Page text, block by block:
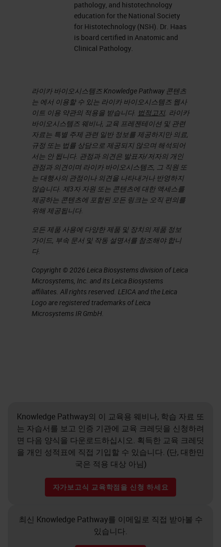
pathology, and histotechnology
education for the National Society
for Histotechnology (NSH). Dr. Haas
is board certified in Anatomic and
Clinical Pathology.
라이카 바이오시스템즈 Knowledge Pathway 콘텐츠
는 에서 이용할 수 있는 라이카 바이오시스템즈 웹사
이트 이용 약관의 적용을 받습니다. 법적고지. 라이카
바이오시스템즈 웨비나, 교육 프레젠테이션 및 관련
자료는 특별 주제 관련 일반 정보를 제공하지만 의료,
규정 또는 법률 상담으로 제공되지 않으며 해석되어
서는 안 됩니다. 관점과 의견은 발표자/저자의 개인
관점과 의견이며 라이카 바이오시스템즈, 그 직원 또
는 대행사의 관점이나 의견을 나타내거나 반영하지
않습니다. 제3자 자원 또는 콘텐츠에 대한 액세스를
제공하는 콘텐츠에 포함된 모든 링크는 오직 편의를
위해 제공됩니다.
모든 제품 사용에 다양한 제품 및 장치의 제품 정보
가이드, 부속 문서 및 작동 설명서를 참조해야 합니
다.
Copyright © 2026 Leica Biosystems division of Leica
Microsystems, Inc. and its Leica Biosystems
affiliates. All rights reserved. LEICA and the Leica
Logo are registered trademarks of Leica
Microsystems IR GmbH.
Knowledge Pathway의 이 교육용 웨비나, 학습 자료 또
는 자습서를 보고 인증 기관에 교육 크레딧을 신청하려
면 다음 양식을 다운로드하십시오. 획득한 교육 크레딧
을 개인 성적표에 직접 기입할 수 있습니다. (단, 대한민
국은 적용 대상 아님)
자가보고식 교육학점을 신청 하세요
최신 Knowledge Pathway를 이메일로 직접 받아볼 수
있습니다.